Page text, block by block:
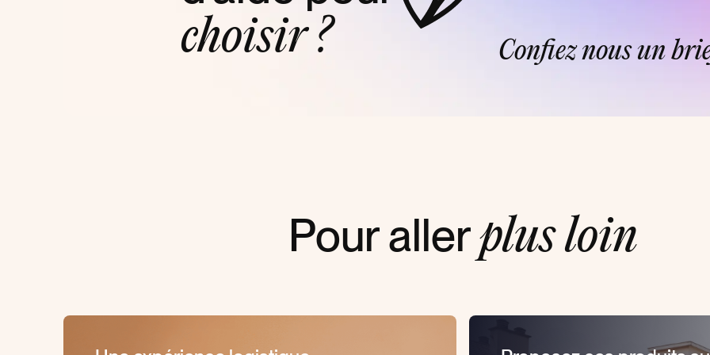
choisir ? Confiez nous un
Pour allerplus loin